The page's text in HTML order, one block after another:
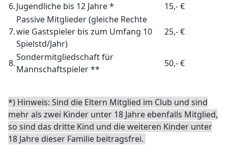
6.Jugendliche bis 12 Jahre * 15,- €
7.
Passive Mitglieder (gleiche Rechte
wie Gastspieler bis zum Umfang 10
Spielstd/Jahr)
25,- €
8.
Sondermitgliedschaft für
Mannschaftspieler **
50,- €
*) Hinweis: Sind die Eltern Mitglied im Club und sind
mehr als zwei Kinder unter 18 Jahre ebenfalls Mitglied,
so sind das dritte Kind und die weiteren Kinder unter
18 Jahre dieser Familie beitragsfrei.